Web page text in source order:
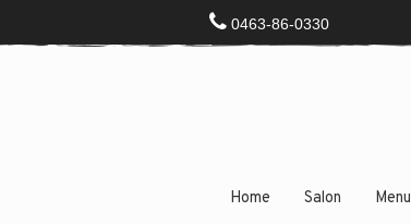
0463-86-0330
Home Salon Menu